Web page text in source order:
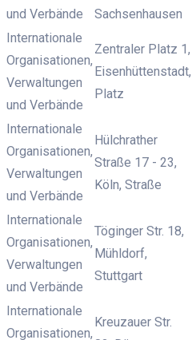
und Verbände
Sachsenhausen
Internationale
Organisationen,
Verwaltungen
und Verbände
Zentraler Platz 1,
Eisenhüttenstadt,
Platz
Internationale
Organisationen,
Verwaltungen
und Verbände
Hülchrather
Straße 17 - 23,
Köln, Straße
Internationale
Organisationen,
Verwaltungen
und Verbände
Töginger Str. 18,
Mühldorf,
Stuttgart
Internationale
Organisationen,
Kreuzauer Str.